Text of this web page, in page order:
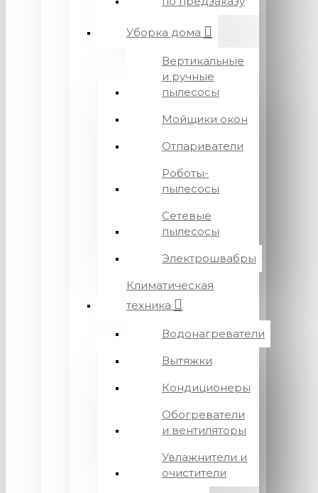
Уборка дома
Вертикальные
и ручные
пылесосы
Мойщики окон
Отпариватели
Роботы-
пылесосы
Сетевые
пылесосы
Электрошвабры
Климатическая
техника
Водонагреватели
Вытяжки
Кондиционеры
Обогреватели
и вентиляторы
Увлажнители и
очистители